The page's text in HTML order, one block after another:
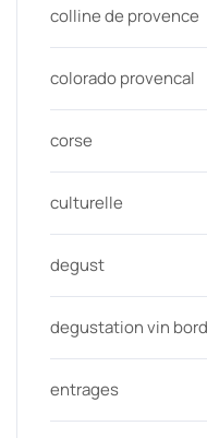
colline de provence
colorado provencal
corse
culturelle
degust
degustation vin
entrages